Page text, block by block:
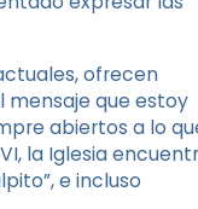
ofrecen
mensaje que estoy
abiertos a lo
la Iglesia
e incluso